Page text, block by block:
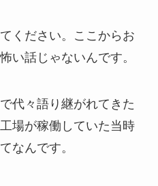
ください。ここからお
い話じゃないんです。
代々語り継がれてきた
場が稼働していた当時
なんです。